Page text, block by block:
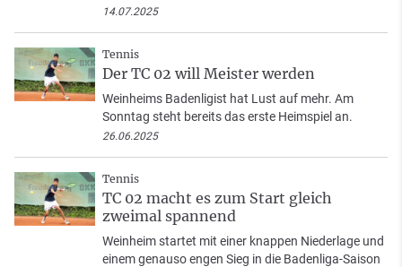
14.07.2025
Tennis
Der TC 02 will Meister werden
Weinheims Badenligist hat Lust auf mehr. Am
Sonntag steht bereits das erste Heimspiel an.
26.06.2025
Tennis
TC 02 macht es zum Start gleich
zweimal spannend
Weinheim startet mit einer knappen Niederlage und
einem genauso engen Sieg in die Badenliga-Saison